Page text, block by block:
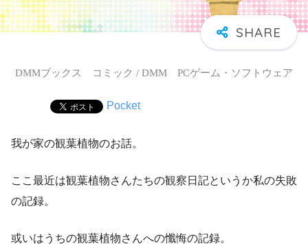
DMMブックス コミック / DMM PCゲーム・ソフトウェア
Pocket
我が家の観葉植物のお話。
ここ最近は観葉植物さんたちの観察日記というか私の失敗
の記録。
或いはうちの観葉植物さんへの懺悔の記録。